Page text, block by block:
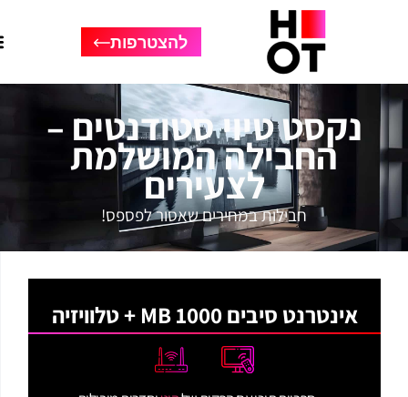
להצטרפות
נקסט טיוי סטודנטים –
החבילה המושלמת
לצעירים
חבילות במחירים שאסור לפספס!
אינטרנט סיבים 1000 MB + טלוויזיה